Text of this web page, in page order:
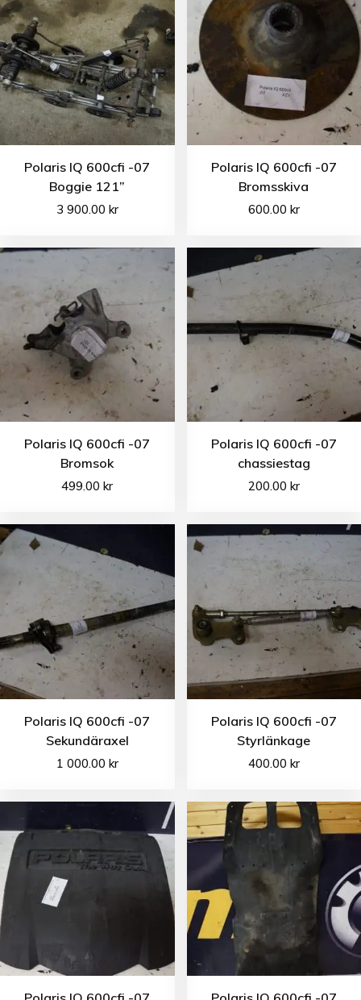
Polaris IQ 600cfi -07
Boggie 121”
3 900.00 kr
Polaris IQ 600cfi -07
Bromsskiva
600.00 kr
Polaris IQ 600cfi -07
Bromsok
499.00kr
Polaris IQ 600cfi -07
chassiestag
200.00 kr
Polaris IQ 600cfi -07
Sekundäraxel
1 000.00 kr
Polaris IQ 600cfi -07
Styrlänkage
400.00 kr